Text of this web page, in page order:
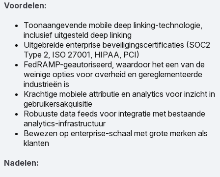
Voordelen:
Toonaangevende mobile deep linking-technologie,
inclusief uitgesteld deep linking
Uitgebreide enterprise beveiligingscertificaties (SOC2
Type 2, ISO 27001, HIPAA, PCI)
FedRAMP-geautoriseerd, waardoor het een van de
weinige opties voor overheid en gereglementeerde
industrieën is
Krachtige mobiele attributie en analytics voor inzicht in
gebruikersakquisitie
Robuuste data feeds voor integratie met bestaande
analytics-infrastructuur
Bewezen op enterprise-schaal met grote merken als
klanten
Nadelen: